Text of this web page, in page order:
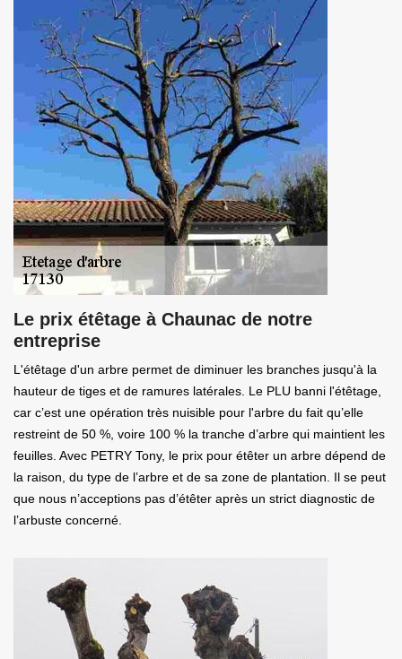
Le prix étêtage à Chaunac de notre
entreprise
L'étêtage d'un arbre permet de diminuer les branches jusqu'à la
hauteur de tiges et de ramures latérales. Le PLU banni l'étêtage,
car c’est une opération très nuisible pour l'arbre du fait qu’elle
restreint de 50 %, voire 100 % la tranche d’arbre qui maintient les
feuilles. Avec PETRY Tony, le prix pour étêter un arbre dépend de
la raison, du type de l’arbre et de sa zone de plantation. Il se peut
que nous n’acceptions pas d’étêter après un strict diagnostic de
l’arbuste concerné.